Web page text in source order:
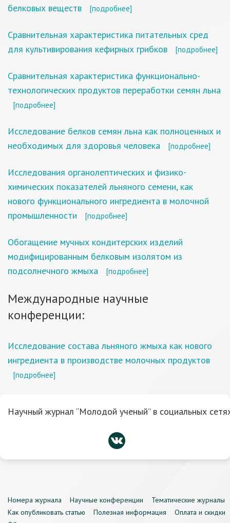
белковых веществ
[подробнее]
Сравнительная характеристика питательных сред
для культивирования кефирных грибков
[подробнее]
Сравнительная характеристика функционально-
технологических продуктов переработки семян льна
[подробнее]
Исследование белков семян льна как полноценных и
необходимых для здоровья человека
[подробнее]
Исследования органолептических и физико-
химических показателей льняного семени, как
нового функционального ингредиента в молочной
промышленности
[подробнее]
Обогащение мучных кондитерских изделий
модифицированным белковым изолятом из
подсолнечного жмыха
[подробнее]
Международные научные
конференции:
Исследование состава льняного жмыха как нового
ингредиента в производстве молочных продуктов
[подробнее]
Научный журнал “Молодой ученый” в социальных
Номера журнала Научные конференции
Тематические журналы
Как опубликовать статью
Полезная информация
Оплата и скидки